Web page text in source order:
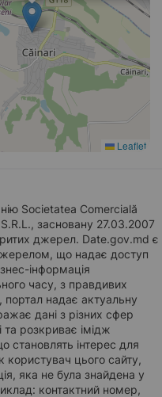
Leaflet
Societatea Comercială
засновану 27.03.2007
джерел. Date.gov.md є
що надає доступ
інформація
часу, з правдивих
надає актуальну
дані з різних сфер
та розкриває імідж
становлять інтерес для
користувач цього сайту,
яка не була знайдена у
контактний номер,